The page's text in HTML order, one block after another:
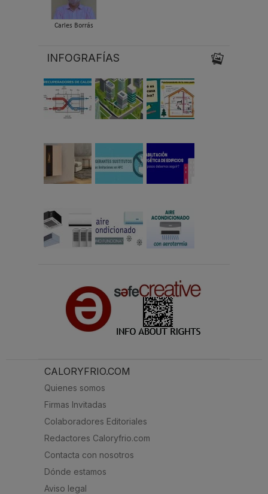
Carles Borrás
INFOGRAFÍAS
CALORYFRIO.COM
Quienes somos
Firmas Invitadas
Colaboradores Editoriales
Redactores Caloryfrio.com
Contacta con nosotros
Dónde estamos
Aviso legal